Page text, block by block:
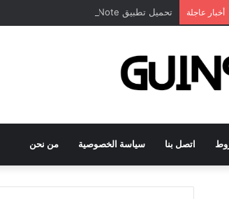
أخبار عاجلة تحميل تطبيق DrawNote مهكر 2026 النسخة المدفوعة للأندرويد مجاناً
اتصل بنا سياسة الخصوصية من نحن